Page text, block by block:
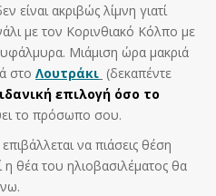
είναι ακριβώς λίμνη γιατί
με τον Κορινθιακό Κόλπο με
υφάλμυρα. Μιάμιση ώρα μακριά
στο Λουτράκι (δεκαπέντε
επιλογή όσο το
το πρόσωπο σου.
να πιάσεις θέση
η θέα του ηλιοβασιλέματος θα